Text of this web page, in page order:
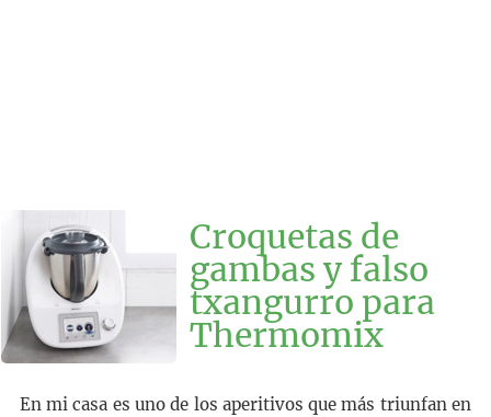
Croquetas de
gambas y falso
txangurro para
Thermomix
En mi casa es uno de los aperitivos que más triunfan en